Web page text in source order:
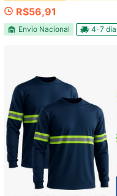
R$56,91
Envio Nacional 4-7